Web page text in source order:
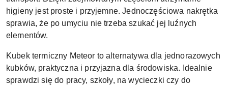
higieny jest proste i przyjemne. Jednoczęściowa nakrętka
sprawia, że po umyciu nie trzeba szukać jej luźnych
elementów.
Kubek termiczny Meteor to alternatywa dla jednorazowych
kubków, praktyczna i przyjazna dla środowiska. Idealnie
sprawdzi się do pracy, szkoły, na wycieczki czy do